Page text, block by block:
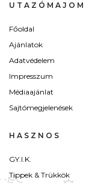
UTAZÓMAJOM
Főoldal
Ajánlatok
Adatvédelem
Impresszum
Médiaajánlat
Sajtómegjelenések
HASZNOS
GY.I.K.
Tippek & Trükkök